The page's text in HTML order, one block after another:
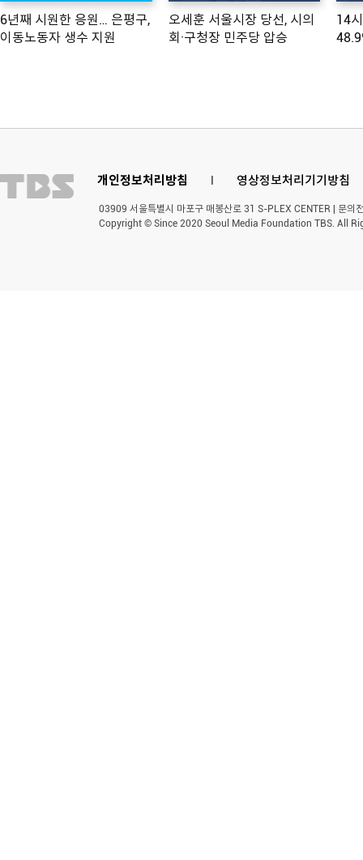
6년째 시원한 응원… 은평구,
이동노동자 생수 지원
오세훈 서울시장 당선, 시의
회·구청장 민주당 압승
14
개인정보처리방침 l 영상정보처리기기방침
03909 서울특별시 마포구 매봉산로 31 S-PLEX CENTER | 문
Copyright © Since 2020 Seoul Media Foundation TBS. All